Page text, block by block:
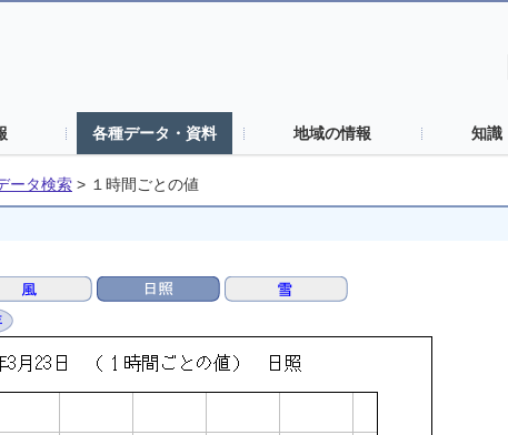
各種データ・資料 地域の情報 知識
ータ検索 > １時間ごとの値